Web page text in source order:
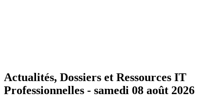
Actualités, Dossiers et Ressources IT
Professionnelles - samedi 08 août 2026